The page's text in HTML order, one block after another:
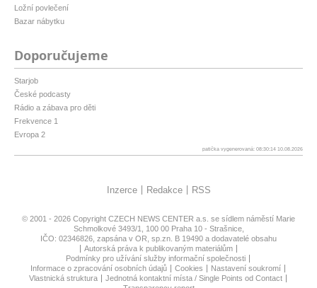
Ložní povlečení
Bazar nábytku
Doporučujeme
Starjob
České podcasty
Rádio a zábava pro děti
Frekvence 1
Evropa 2
patička vygenerovaná: 08:30:14 10.08.2026
Inzerce Redakce RSS
© 2001 - 2026 Copyright CZECH NEWS CENTER a.s. se sídlem náměstí Marie
Schmolkové 3493/1, 100 00 Praha 10 - Strašnice,
IČO: 02346826, zapsána v OR, sp.zn. B 19490 a dodavatelé obsahu
Autorská práva k publikovaným materiálům
Podmínky pro užívání služby informační společnosti
Informace o zpracování osobních údajů
Cookies
Nastavení soukromí
Vlastnická struktura
Jednotná kontaktní místa / Single Points od Contact